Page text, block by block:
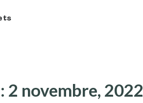
2 novembre, 2022